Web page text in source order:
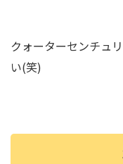
クォーターセンチュ
い(笑)